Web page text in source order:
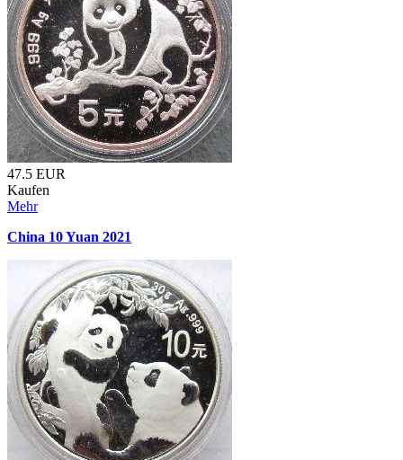
47.5 EUR
Kaufen
Mehr
China 10 Yuan 2021